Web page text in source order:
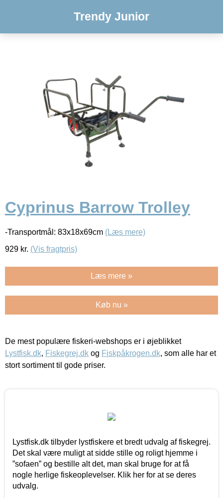
Trendy Junior
Cyprinus Barrow Trolley
-Transportmål: 83x18x69cm (Læs mere)
929 kr. (Vis fragtpris)
Læs mere »
Køb nu »
De mest populære fiskeri-webshops er i øjeblikket
Lystfisk.dk, Fiskegrej.dk og Fiskpåkrogen.dk, som alle har et
stort sortiment til gode priser.
Lystfisk.dk tilbyder lystfiskere et bredt udvalg af fiskegrej.
Det skal være muligt at sidde stille og roligt hjemme i
”sofaen” og bestille alt det, man skal bruge for at få
nogle herlige fiskeoplevelser. Klik her for at se deres
udvalg.